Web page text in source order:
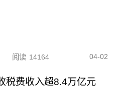
阅读 14164 04-02
税费收入超8.4万亿元